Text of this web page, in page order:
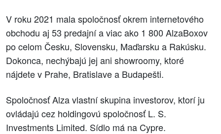
V roku 2021 mala spoločnosť okrem internetového
obchodu aj 53 predajní a viac ako 1 800 AlzaBoxov
po celom Česku, Slovensku, Maďarsku a Rakúsku.
Dokonca, nechýbajú jej ani showroomy, ktoré
nájdete v Prahe, Bratislave a Budapešti.
Spoločnosť Alza vlastní skupina investorov, ktorí ju
ovládajú cez holdingovú spoločnosť L. S.
Investments Limited. Sídlo má na Cypre.